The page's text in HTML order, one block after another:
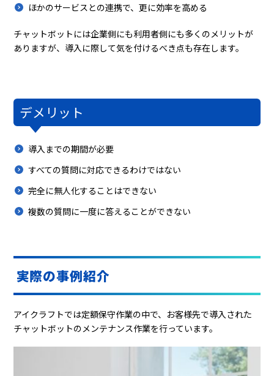
ほかのサービスとの連携で、更に効率を高める
チャットボットには企業側にも利用者側にも多くのメリットが
ありますが、導入に際して気を付けるべき点も存在します。
デメリット
導入までの期間が必要
すべての質問に対応できるわけではない
完全に無人化することはできない
複数の質問に一度に答えることができない
実際の事例紹介
アイクラフトでは定額保守作業の中で、お客様先で導入された
チャットボットのメンテナンス作業を行っています。